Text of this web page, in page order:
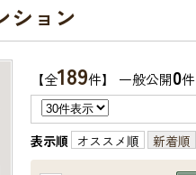
ション
【全189件】 一般公開0件
表示順 オススメ順 新着順